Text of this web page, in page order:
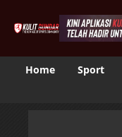
Home Sport